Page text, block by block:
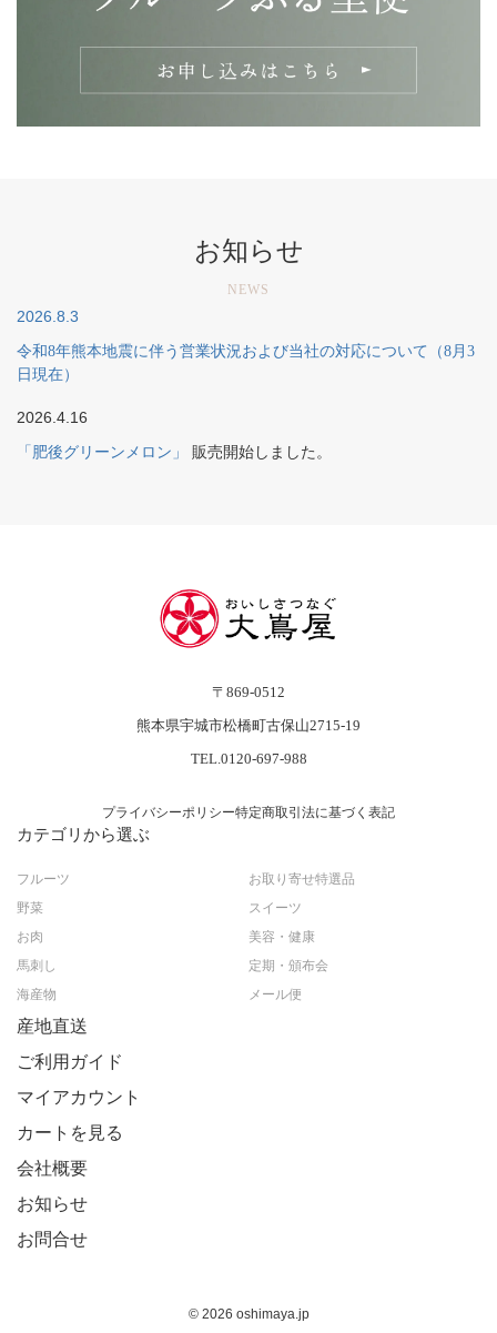
お知らせ
NEWS
2026.8.3
令和8年熊本地震に伴う営業状況および当社の対応について（8月3
日現在）
2026.4.16
「肥後グリーンメロン」 販売開始しました。
〒869-0512
熊本県宇城市松橋町古保山2715-19
TEL.0120-697-988
プライバシーポリシー特定商取引法に基づく表記
カテゴリから選ぶ
フルーツ
野菜
お肉
馬刺し
海産物
お取り寄せ特選品
スイーツ
美容・健康
定期・頒布会
メール便
産地直送
ご利用ガイド
マイアカウント
カートを見る
会社概要
お知らせ
お問合せ
© 2026 oshimaya.jp